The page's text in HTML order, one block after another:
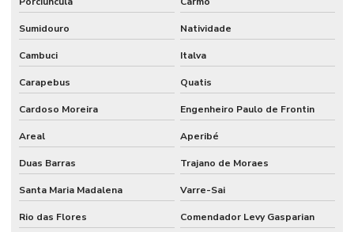
Sumidouro Natividade
Cambuci Italva
Carapebus Quatis
Cardoso Moreira Engenheiro Paulo de Frontin
Areal Aperibé
Duas Barras Trajano de Moraes
Santa Maria Madalena Varre-Sai
Rio das Flores Comendador Levy Gasparian